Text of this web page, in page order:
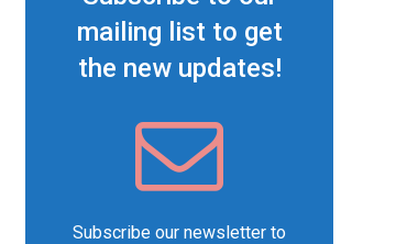
mailing list to get
the new updates!
Subscribe our newsletter to